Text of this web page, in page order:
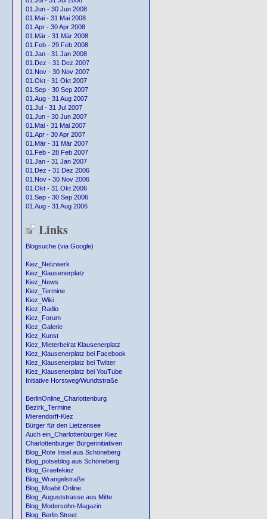
01.Jun - 30 Jun 2008
01.Mai - 31 Mai 2008
01.Apr - 30 Apr 2008
01.Mär - 31 Mär 2008
01.Feb - 29 Feb 2008
01.Jan - 31 Jan 2008
01.Dez - 31 Dez 2007
01.Nov - 30 Nov 2007
01.Okt - 31 Okt 2007
01.Sep - 30 Sep 2007
01.Aug - 31 Aug 2007
01.Jul - 31 Jul 2007
01.Jun - 30 Jun 2007
01.Mai - 31 Mai 2007
01.Apr - 30 Apr 2007
01.Mär - 31 Mär 2007
01.Feb - 28 Feb 2007
01.Jan - 31 Jan 2007
01.Dez - 31 Dez 2006
01.Nov - 30 Nov 2006
01.Okt - 31 Okt 2006
01.Sep - 30 Sep 2006
01.Aug - 31 Aug 2006
Links
Blogsuche (via Google)
Kiez_Netzwerk
Kiez_Klausenerplatz
Kiez_News
Kiez_Termine
Kiez_Wiki
Kiez_Radio
Kiez_Forum
Kiez_Galerie
Kiez_Kunst
Kiez_Mieterbeirat Klausenerplatz
Kiez_Klausenerplatz bei Facebook
Kiez_Klausenerplatz bei Twitter
Kiez_Klausenerplatz bei YouTube
Initiative Horstweg/Wundtstraße
BerlinOnline_Charlottenburg
Bezirk_Termine
Mierendorff-Kiez
Bürger für den Lietzensee
Auch ein_Charlottenburger Kiez
Charlottenburger Bürgerinitiativen
Blog_Rote Insel aus Schöneberg
Blog_potseblog aus Schöneberg
Blog_Graefekiez
Blog_Wrangelstraße
Blog_Moabit Online
Blog_Auguststrasse aus Mitte
Blog_Modersohn-Magazin
Blog_Berlin Street